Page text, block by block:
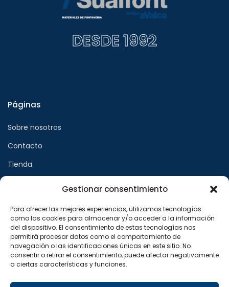
Gestionar consentimiento
Para ofrecer las mejores experiencias, utilizamos tecnologías
como las cookies para almacenar y/o acceder a la información
del dispositivo. El consentimiento de estas tecnologías nos
permitirá procesar datos como el comportamiento de
navegación o las identificaciones únicas en este sitio. No
consentir o retirar el consentimiento, puede afectar negativamente
a ciertas características y funciones.
DESDE 1992
Páginas
Sobre nosotros
Contacto
Tienda
Aviso legal
Política de privacidad
Política de cookies
Síguenos en